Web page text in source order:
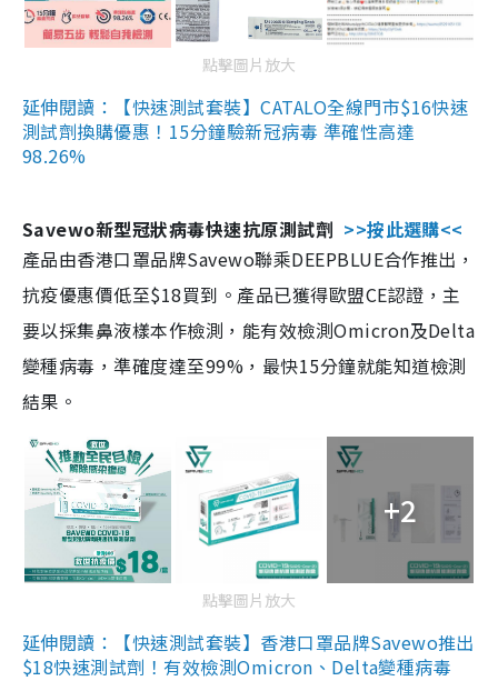
點擊圖片放大
延伸閱讀：【快速測試套裝】CATALO全線門市$16快速
測試劑換購優惠！15分鐘驗新冠病毒 準確性高達
98.26%
Savewo新型冠狀病毒快速抗原測試劑 >>按此選購<<
產品由香港口罩品牌Savewo聯乘DEEPBLUE合作推出，
抗疫優惠價低至$18買到。產品已獲得歐盟CE認證，主
要以採集鼻液樣本作檢測，能有效檢測Omicron及Delta
變種病毒，準確度達至99%，最快15分鐘就能知道檢測
結果。
+2
點擊圖片放大
延伸閱讀：【快速測試套裝】香港口罩品牌Savewo推出
$18快速測試劑！有效檢測Omicron、Delta變種病毒